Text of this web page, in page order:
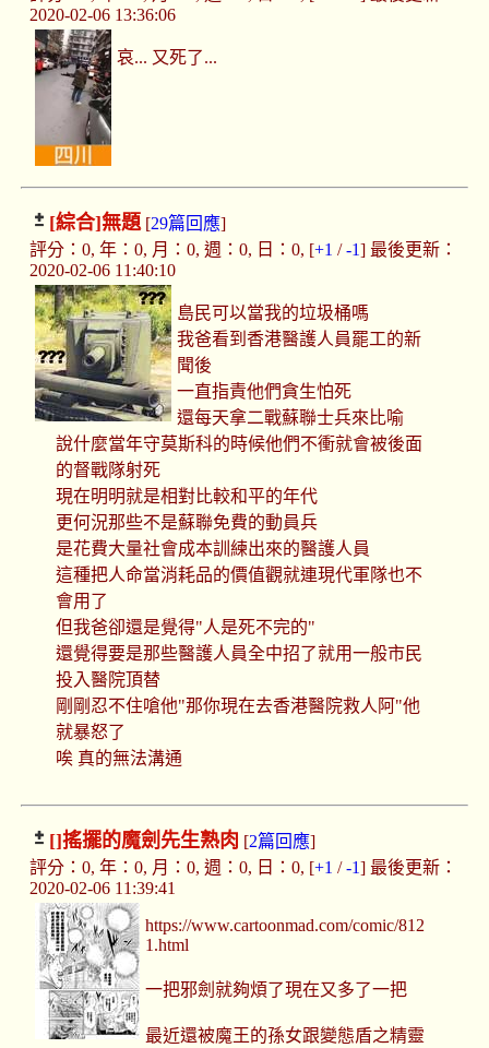
2020-02-06 13:36:06
哀... 又死了...
[綜合]無題[29篇回應]
評分：0, 年：0, 月：0, 週：0, 日：0, [+1 /-1] 最後更新：
2020-02-06 11:40:10
島民可以當我的垃圾桶嗎
我爸看到香港醫護人員罷工的新
聞後
一直指責他們貪生怕死
還每天拿二戰蘇聯士兵來比喻
說什麼當年守莫斯科的時候他們不衝就會被後面
的督戰隊射死
現在明明就是相對比較和平的年代
更何況那些不是蘇聯免費的動員兵
是花費大量社會成本訓練出來的醫護人員
這種把人命當消耗品的價值觀就連現代軍隊也不
會用了
但我爸卻還是覺得"人是死不完的"
還覺得要是那些醫護人員全中招了就用一般市民
投入醫院頂替
剛剛忍不住嗆他"那你現在去香港醫院救人阿"他
就暴怒了
唉 真的無法溝通
[]搖擺的魔劍先生熟肉 [2篇回應]
評分：0, 年：0, 月：0, 週：0, 日：0, [+1 /-1] 最後更新：
2020-02-06 11:39:41
https://www.cartoonmad.com/comic/812
1.html
一把邪劍就夠煩了現在又多了一把
最近還被魔王的孫女跟變態盾之精靈